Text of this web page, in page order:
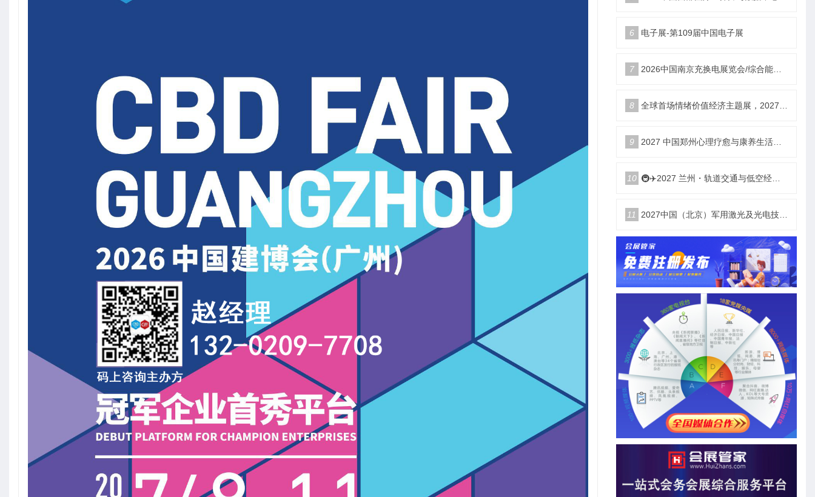
6 电子展-第109届中国电子展
7 2026中国南京充换电展览会/综合能源服务站博览会
8 全球首场情绪价值经济主题展，2027郑州国际情绪价值经济博览会
9 2027 中国郑州心理疗愈与康养生活产业博览会
10 🚇✈️2027 兰州・轨道交通与低空经济展览会即将启幕！
11 2027中国（北京）军用激光及光电技术展览会